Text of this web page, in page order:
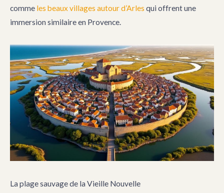
comme les beaux villages autour d’Arles qui offrent une
immersion similaire en Provence.
La plage sauvage de la Vieille Nouvelle